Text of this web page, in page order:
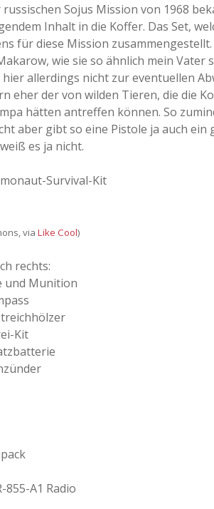
Sojus Mission von 1968
Inhalt in die Koffer. Das Set,
für diese Mission
wie sie so ähnlich mein Vater
hier allerdings nicht zur eventuellen
eher der von wilden Tieren, die die
hätten antreffen können. So
aber gibt so eine Pistole ja auch ein
es ja nicht.
via Like Cool)
rechts:
und Munition
Kit
855-A1 Radio